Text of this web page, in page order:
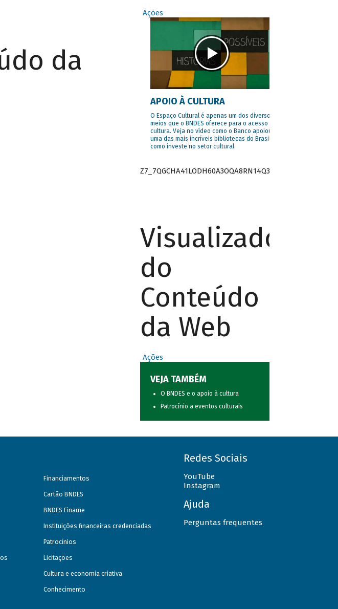
da
Ações
APOIO À CULTURA
O Espaço Cultural é apenas um dos diversos
meios que o BNDES oferece para o acesso à
cultura. Veja no vídeo como o Banco apoiou
uma das mais incríveis bibliotecas do Brasil e
como investe no setor cultural.
Z7_7QGCHA41LODH60A3OQA8RN14Q3
Visualizador
do
Conteúdo
da Web
Ações
VEJA TAMBÉM
O BNDES e o apoio à cultura
Patrocínio a eventos culturais
Financiamentos
Cartão BNDES
BNDES Finame
Instituições financeiras credenciadas
Patrocínios
Licitações
Cultura e economia criativa
Conhecimento
Redes Sociais
YouTube
Instagram
Ajuda
Perguntas frequentes